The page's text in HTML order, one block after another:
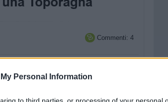
Personal Information
 Commenti: 4